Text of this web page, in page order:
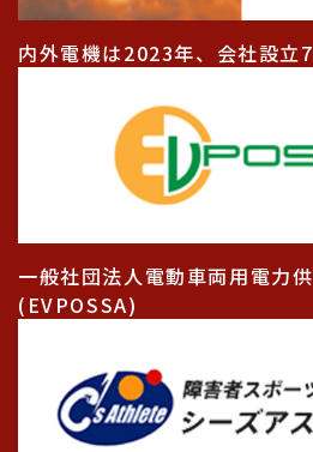
内外電機は2023年、会社設立
一般社団法人電動車両用電力
(EVPOSSA)